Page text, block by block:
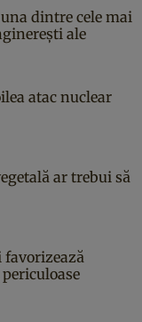
dintre cele mai
ale
atac nuclear
ar trebui să
favorizează